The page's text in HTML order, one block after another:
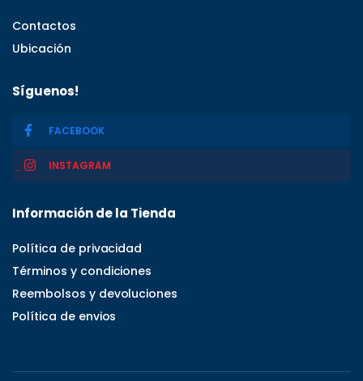
Contactos
Ubicación
Síguenos!
FACEBOOK
INSTAGRAM
Información de la Tienda
Política de privacidad
Términos y condiciones
Reembolsos y devoluciones
Política de envios